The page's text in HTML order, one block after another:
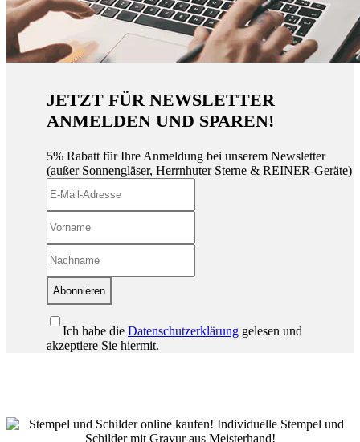
JETZT FÜR NEWSLETTER
ANMELDEN UND SPAREN!
5% Rabatt für Ihre Anmeldung bei unserem Newsletter
(außer Sonnengläser, Herrnhuter Sterne & REINER-Geräte)
Abonnieren
Ich habe die Datenschutzerklärung gelesen und
akzeptiere Sie hiermit.